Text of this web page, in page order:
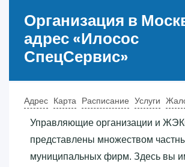
Организация в
адрес «‎Илосос
СпецСервис»‎
Адрес Карта Расписание Услуги
Управляющие организации и
представлены множеством
муниципальных фирм. Здесь вы